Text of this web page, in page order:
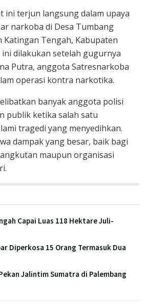
ini terjun langsung dalam upaya
narkoba di Desa Tumbang
Katingan Tengah, Kabupaten
dilakukan setelah gugurnya
Putra, anggota Satresnarkoba
operasi kontra narkotika.
banyak anggota polisi
publik ketika salah satu
tragedi yang menyedihkan.
dampak yang besar, baik bagi
maupun organisasi
Capai Luas 118 Hektare Juli-
Diperkosa 15 Orang Termasuk Dua
Jalintim Sumatra di Palembang